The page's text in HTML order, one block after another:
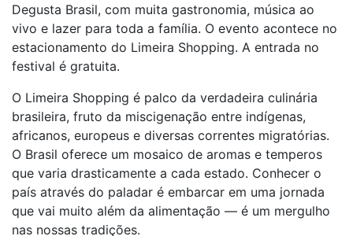
Degusta Brasil, com muita gastronomia, música ao
vivo e lazer para toda a família. O evento acontece no
estacionamento do Limeira Shopping. A entrada no
festival é gratuita.
O Limeira Shopping é palco da verdadeira culinária
brasileira, fruto da miscigenação entre indígenas,
africanos, europeus e diversas correntes migratórias.
O Brasil oferece um mosaico de aromas e temperos
que varia drasticamente a cada estado. Conhecer o
país através do paladar é embarcar em uma jornada
que vai muito além da alimentação — é um mergulho
nas nossas tradições.